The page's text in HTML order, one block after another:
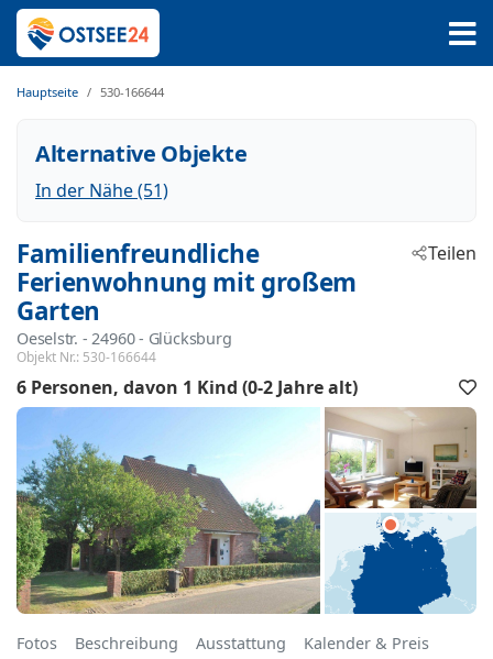
Hauptseite 530-166644
Alternative Objekte
In der Nähe (51)
Familienfreundliche
Ferienwohnung mit großem
Garten
Oeselstr. - 24960 - Glücksburg
Objekt Nr.: 530-166644
Teilen
6 Personen davon 1 Kind (0-2 Jahre alt)
Fotos Beschreibung Ausstattung Kalender & Preis